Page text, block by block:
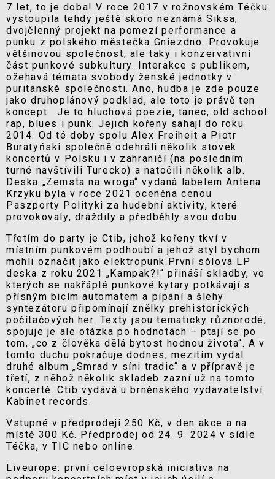
7 let, to je doba! V roce 2017 v rožnovském Téčku
vystoupila tehdy ještě skoro neznámá Siksa,
dvojčlenný projekt na pomezí performance a
punku z polského městečka Gniezdno. Provokuje
většinovou společnost, ale taky i konzervativní
část punkové subkultury. Interakce s publikem,
ožehavá témata svobody ženské jednotky v
puritánské společnosti. Ano, hudba je zde pouze
jako druhoplánový podklad, ale toto je právě ten
koncept. Je to hluchová poezie, tanec, old school
rap, blues i punk. Jejich kořeny sahají do roku
2014. Od té doby spolu Alex Freiheit a Piotr
Buratyński společně odehráli několik stovek
koncertů v Polsku i v zahraničí (na posledním
turné navštívili Turecko) a natočili několik alb.
Deska „Zemsta na wroga“ vydaná labelem Antena
Krzyku byla v roce 2021 oceněna cenou
Paszporty Polityki za hudební aktivity, které
provokovaly, dráždily a předběhly svou dobu.
Třetím do party je Ctib, jehož kořeny tkví v
místním punkovém podhoubí a jehož styl bychom
mohli označit jako elektropunk.První sólová LP
deska z roku 2021 „Kampak?!“ přináší skladby, ve
kterých se nakřáplé punkové kytary potkávají s
přísným bicím automatem a pípání a šlehy
syntezátoru připomínají znělky prehistorických
počítačových her. Texty jsou tematicky různorodé,
spojuje je ale otázka po hodnotách – ptají se po
tom, „co z člověka dělá bytost hodnou života“. A v
tomto duchu pokračuje dodnes, mezitím vydal
druhé album „Smrad v síni tradic“ a v přípravě je
třetí, z něhož několik skladeb zazní už na tomto
koncertě. Ctib vydává u brněnského vydavatelství
Kabinet records.
Vstupné v předprodeji 250 Kč, v den akce a na
místě 300 Kč. Předprodej od 24. 9. 2024 v sídle
Téčka, v TIC nebo online.
Liveurope: první celoevropská iniciativa na